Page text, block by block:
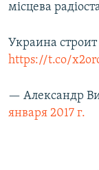
місцева
Украина
https://t.co/
— Александр
января 2017 г.